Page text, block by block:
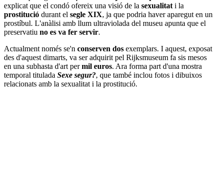
explicat que el condó ofereix una visió de la sexualitat i la
prostitució durant el segle XIX, ja que podria haver aparegut en un
prostíbul. L'anàlisi amb llum ultraviolada del museu apunta que el
preservatiu no es va fer servir.
Actualment només se'n conserven dos exemplars. I aquest, exposat
des d'aquest dimarts, va ser adquirit pel Rijksmuseum fa sis mesos
en una subhasta d'art permil euros. Ara forma part d'una mostra
temporal titulada Sexe segur?, que també inclou fotos i dibuixos
relacionats amb la sexualitat i la prostitució.